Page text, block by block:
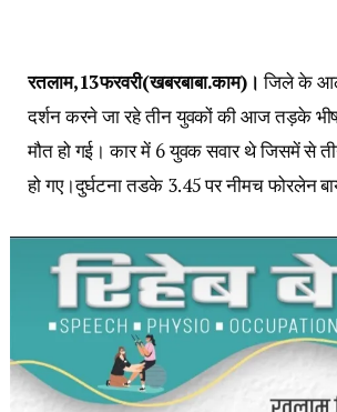
रतलाम,13फरवरी(खबरबाबा.काम)। जिले के
दर्शन करने जा रहे तीन युवकों की आज तड़के
मौत हो गई। कार में 6 युवक सवार थे जिसमें से
हो गए।दुर्घटना तडके 3.45 पर नीमच फोरलेन